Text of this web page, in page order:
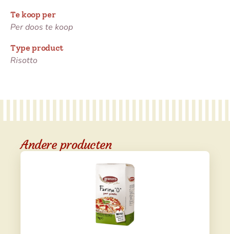
Te koop per
Per doos te koop
Type product
Risotto
Andere producten